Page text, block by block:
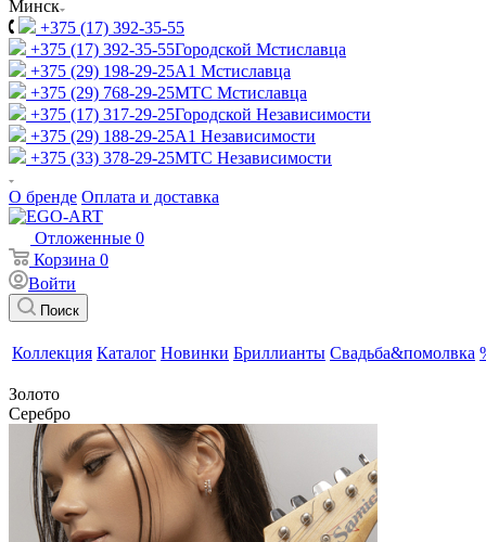
Минск
+375 (17) 392-35-55
+375 (17) 392-35-55Городской Мстиславца
+375 (29) 198-29-25A1 Мстиславца
+375 (29) 768-29-25МТС Мстиславца
+375 (17) 317-29-25Городской Независимости
+375 (29) 188-29-25A1 Независимости
+375 (33) 378-29-25МТС Независимости
О бренде Оплата и доставка
Отложенные 0
Корзина 0
Войти
Поиск
Коллекция Каталог Новинки Бриллианты Свадьба&помолвка
Золото
Серебро